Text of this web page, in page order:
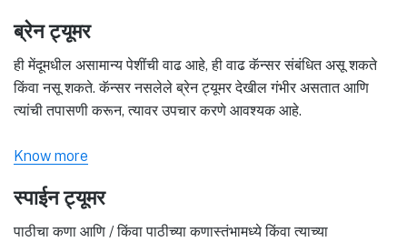
ब्रेन ट्यूमर
ही मेंदूमधील असामान्य पेशींची वाढ आहे, ही वाढ कॅन्सर संबंधित असू शकते
किंवा नसू शकते. कॅन्सर नसलेले ब्रेन ट्यूमर देखील गंभीर असतात आणि
त्यांची तपासणी करून, त्यावर उपचार करणे आवश्यक आहे.
Know more
स्पाईन ट्यूमर
पाठीचा कणा आणि / किंवा पाठीच्या कणास्तंभामध्ये किंवा त्याच्या